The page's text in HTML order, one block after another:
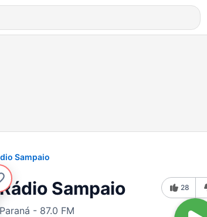
Sampaio
Rádio Sampaio
Paraná - 87.0 FM
28